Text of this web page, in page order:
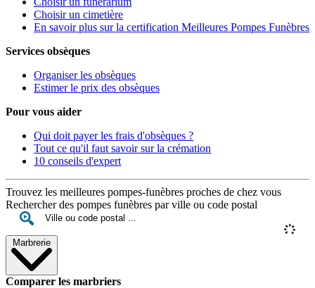
Choisir un cimetière
En savoir plus sur la certification Meilleures Pompes Funèbres
Services obsèques
Organiser les obsèques
Estimer le prix des obsèques
Pour vous aider
Qui doit payer les frais d'obsèques ?
Tout ce qu'il faut savoir sur la crémation
10 conseils d'expert
Trouvez les meilleures pompes-funèbres proches de chez vous
Rechercher des pompes funèbres par ville ou code postal
Marbrerie
Comparer les marbriers